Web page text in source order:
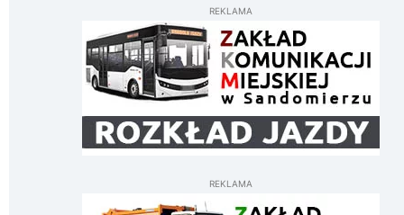
REKLAMA
REKLAMA